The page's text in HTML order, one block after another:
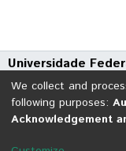
Universidade
Avenida Tarquínio
CEP:
DSpace software
We collect and
following purposes:
Acknowledgement